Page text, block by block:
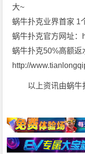
大~
蜗牛扑克业界首家 1
蜗牛扑克官方网址
蜗牛扑克50%高额返
http://
以上资讯由蜗牛